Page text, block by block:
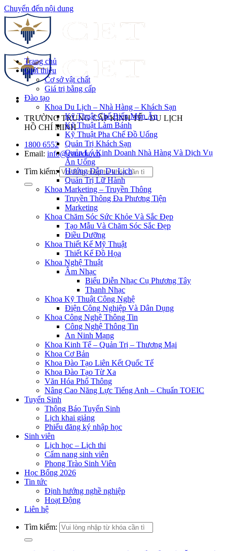
Chuyển đến nội dung
TRƯỜNG TRUNG CẤP KINH TẾ - DU LỊCH
HỒ CHÍ MINH
1800 6552
Email: info@cet.edu.vn
Tìm kiếm:
Trang chủ
Giới thiệu
Cơ sở vật chất
Giá trị bằng cấp
Đào tạo
Khoa Du Lịch – Nhà Hàng – Khách Sạn
Kỹ Thuật Chế Biến Món Ăn
Kỹ Thuật Làm Bánh
Kỹ Thuật Pha Chế Đồ Uống
Quản Trị Khách Sạn
Quản Lý Kinh Doanh Nhà Hàng Và Dịch Vụ
Ăn Uống
Hướng Dẫn Du Lịch
Quản Trị Lữ Hành
Khoa Marketing – Truyền Thông
Truyền Thông Đa Phương Tiện
Marketing
Khoa Chăm Sóc Sức Khỏe Và Sắc Đẹp
Tạo Mẫu Và Chăm Sóc Sắc Đẹp
Điều Dưỡng
Khoa Thiết Kế Mỹ Thuật
Thiết Kế Đồ Họa
Khoa Nghệ Thuật
Âm Nhạc
Biểu Diễn Nhạc Cụ Phương Tây
Thanh Nhạc
Khoa Kỹ Thuật Công Nghệ
Điện Công Nghiệp Và Dân Dụng
Khoa Công Nghệ Thông Tin
Công Nghệ Thông Tin
An Ninh Mạng
Khoa Kinh Tế – Quản Trị – Thương Mại
Khoa Cơ Bản
Khoa Đào Tạo Liên Kết Quốc Tế
Khoa Đào Tạo Từ Xa
Văn Hóa Phổ Thông
Nâng Cao Năng Lực Tiếng Anh – Chuẩn TOEIC
Tuyển Sinh
Thông Báo Tuyển Sinh
Lịch khai giảng
Phiếu đăng ký nhập học
Sinh viên
Lịch học – Lịch thi
Cẩm nang sinh viên
Phong Trào Sinh Viên
Học Bổng 2026
Tin tức
Định hướng nghề nghiệp
Hoạt Động
Liên hệ
Tìm kiếm: